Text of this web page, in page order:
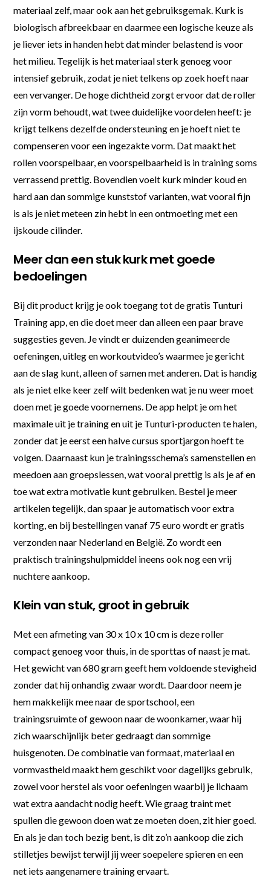
materiaal zelf, maar ook aan het gebruiksgemak. Kurk is
biologisch afbreekbaar en daarmee een logische keuze als
je liever iets in handen hebt dat minder belastend is voor
het milieu. Tegelijk is het materiaal sterk genoeg voor
intensief gebruik, zodat je niet telkens op zoek hoeft naar
een vervanger. De hoge dichtheid zorgt ervoor dat de roller
zijn vorm behoudt, wat twee duidelijke voordelen heeft: je
krijgt telkens dezelfde ondersteuning en je hoeft niet te
compenseren voor een ingezakte vorm. Dat maakt het
rollen voorspelbaar, en voorspelbaarheid is in training soms
verrassend prettig. Bovendien voelt kurk minder koud en
hard aan dan sommige kunststof varianten, wat vooral fijn
is als je niet meteen zin hebt in een ontmoeting met een
ijskoude cilinder.
Meer dan een stuk kurk met goede
bedoelingen
Bij dit product krijg je ook toegang tot de gratis Tunturi
Training app, en die doet meer dan alleen een paar brave
suggesties geven. Je vindt er duizenden geanimeerde
oefeningen, uitleg en workoutvideo’s waarmee je gericht
aan de slag kunt, alleen of samen met anderen. Dat is handig
als je niet elke keer zelf wilt bedenken wat je nu weer moet
doen met je goede voornemens. De app helpt je om het
maximale uit je training en uit je Tunturi-producten te halen,
zonder dat je eerst een halve cursus sportjargon hoeft te
volgen. Daarnaast kun je trainingsschema’s samenstellen en
meedoen aan groepslessen, wat vooral prettig is als je af en
toe wat extra motivatie kunt gebruiken. Bestel je meer
artikelen tegelijk, dan spaar je automatisch voor extra
korting, en bij bestellingen vanaf 75 euro wordt er gratis
verzonden naar Nederland en België. Zo wordt een
praktisch trainingshulpmiddel ineens ook nog een vrij
nuchtere aankoop.
Klein van stuk, groot in gebruik
Met een afmeting van 30 x 10 x 10 cm is deze roller
compact genoeg voor thuis, in de sporttas of naast je mat.
Het gewicht van 680 gram geeft hem voldoende stevigheid
zonder dat hij onhandig zwaar wordt. Daardoor neem je
hem makkelijk mee naar de sportschool, een
trainingsruimte of gewoon naar de woonkamer, waar hij
zich waarschijnlijk beter gedraagt dan sommige
huisgenoten. De combinatie van formaat, materiaal en
vormvastheid maakt hem geschikt voor dagelijks gebruik,
zowel voor herstel als voor oefeningen waarbij je lichaam
wat extra aandacht nodig heeft. Wie graag traint met
spullen die gewoon doen wat ze moeten doen, zit hier goed.
En als je dan toch bezig bent, is dit zo’n aankoop die zich
stilletjes bewijst terwijl jij weer soepelere spieren en een
net iets aangenamere training ervaart.